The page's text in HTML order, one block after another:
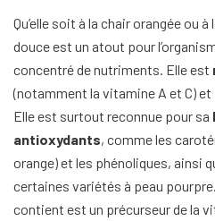
Qu’elle soit à la chair orangée ou
douce est un atout pour
concentré de nutriments. Elle est
(notamment la vitamine A et C) et
Elle est surtout reconnue pour sa
antioxydants, comme les
orange) et les phénoliques, ainsi
certaines variétés à peau
contient est un précurseur de la